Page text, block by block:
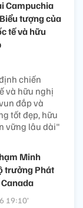
Campuchia
tượng của
tế và hữu
chiến
và hữu nghị
đắp và
tốt đẹp, hữu
vững lâu dài"
Minh
trưởng Phát
19:10’